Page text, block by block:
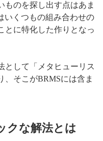
ものを探し出す点はあま
いくつもの組み合わせの
とに特化した作りとなっ
として「メタヒューリス
、そこがBRMSには含ま
クな解法とは